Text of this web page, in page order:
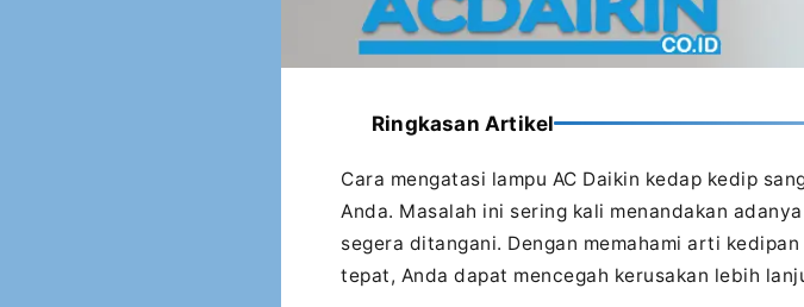
Ringkasan Artikel
Cara mengatasi lampu AC Daikin kedap kedip
Anda. Masalah ini sering kali menandakan
segera ditangani. Dengan memahami arti
tepat, Anda dapat mencegah kerusakan lebih